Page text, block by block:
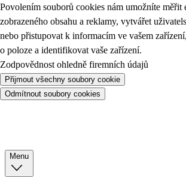
Povolením souborů cookies nám umožníte měřit
zobrazeného obsahu a reklamy, vytvářet
nebo přistupovat k informacím ve vašem
o poloze a identifikovat vaše zařízení.
Zodpovědnost ohledně firemních údajů
Přijmout všechny soubory cookie
Odmítnout soubory cookies
Menu